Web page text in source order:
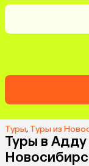
Туры, Туры из
Туры в Адду